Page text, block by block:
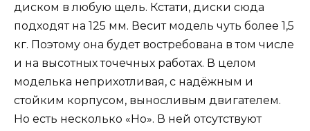
диском в любую щель. Кстати, диски сюда
подходят на 125 мм. Весит модель чуть более 1,5
кг. Поэтому она будет востребована в том числе
и на высотных точечных работах. В целом
моделька неприхотливая, с надёжным и
стойким корпусом, выносливым двигателем.
Но есть несколько «Но». В ней отсутствуют